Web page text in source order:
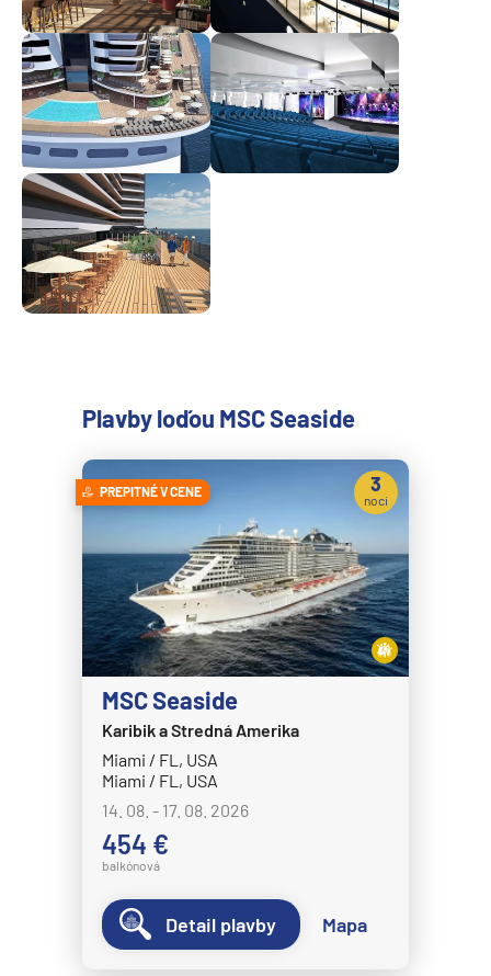
Plavby loďou MSC Seaside
PREPITNÉ V CENE
MSC Seaside
Karibik a Stredná Amerika
Miami / FL, USA
Miami / FL, USA
14. 08. - 17. 08. 2026
454 €
balkónová
3
noci
Detail plavby Mapa